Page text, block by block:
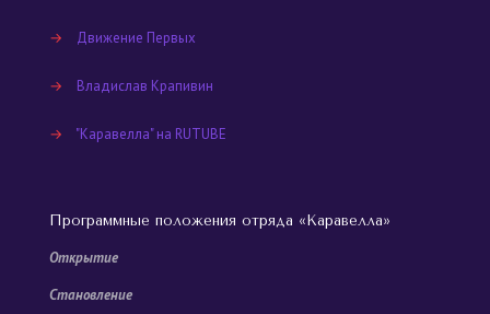
→ Движение Первых
→ Владислав Крапивин
→ "Каравелла" на RUTUBE
Программные положения отряда «Каравелла»
Открытие
Становление